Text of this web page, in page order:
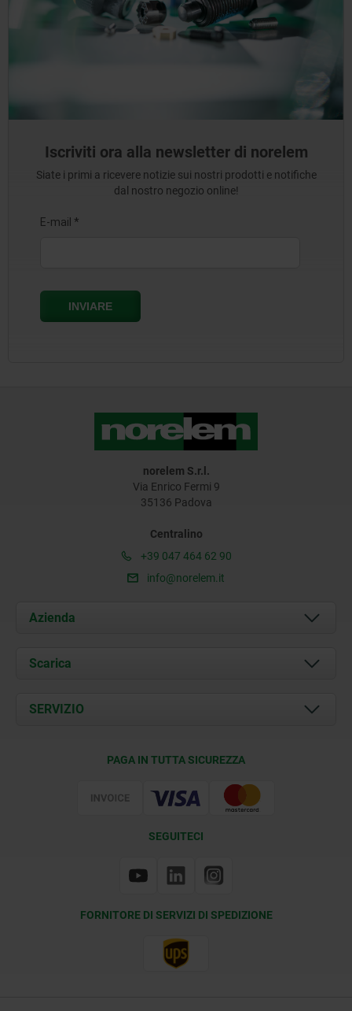
Iscriviti ora alla newsletter di norelem
Siate i primi a ricevere notizie sui nostri prodotti e notifiche
dal nostro negozio online!
norelem S.r.l.
Via Enrico Fermi 9
35136 Padova
Centralino
+39 047 464 62 90
info@norelem.it
Azienda
Chi siamo
Contatti
Scarica
Documents
SERVIZIO
PAGA IN TUTTA SICUREZZA
SEGUITECI
FORNITORE DI SERVIZI DI SPEDIZIONE